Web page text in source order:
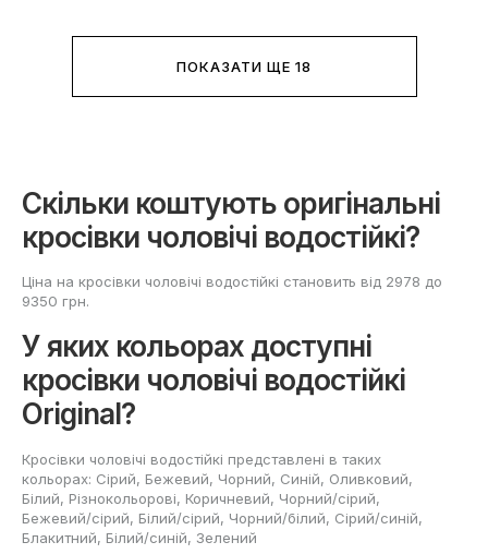
ПОКАЗАТИ ЩЕ 18
Скільки коштують оригінальні
кросівки чоловічі водостійкі?
Ціна на кросівки чоловічі водостійкі становить від 2978 до
9350 грн.
У яких кольорах доступні
кросівки чоловічі водостійкі
Original?
Кросівки чоловічі водостійкі представлені в таких
кольорах: Сірий, Бежевий, Чорний, Cиній, Оливковий,
Білий, Різнокольорові, Коричневий, Чорний/сірий,
Бежевий/сірий, Білий/сірий, Чорний/білий, Сірий/синій,
Блакитний, Білий/синій, Зелений